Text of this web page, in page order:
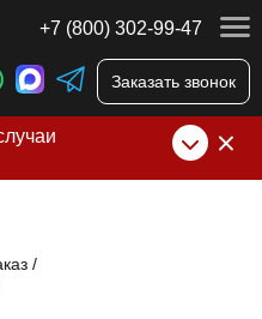
+7 (800) 302-99-47
Заказать звонок